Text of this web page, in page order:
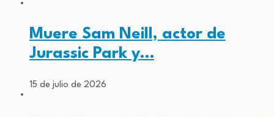
Muere Sam Neill, actor de
Jurassic Park y…
15 de julio de 2026